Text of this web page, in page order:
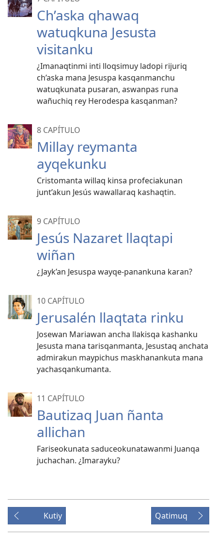
Ch’aska qhawaq
watuqkuna Jesusta
visitanku
¿Imanaqtinmi inti lloqsimuy ladopi rijuriq
ch’aska mana Jesuspa kasqanmanchu
watuqkunata pusaran, aswanpas runa
wañuchiq rey Herodespa kasqanman?
8 CAPÍTULO
Millay reymanta
ayqekunku
Cristomanta willaq kinsa profeciakunan
junt’akun Jesús wawallaraq kashaqtin.
9 CAPÍTULO
Jesús Nazaret llaqtapi
wiñan
¿Jayk’an Jesuspa wayqe-panankuna karan?
10 CAPÍTULO
Jerusalén llaqtata rinku
Josewan Mariawan ancha llakisqa kashanku
Jesusta mana tarisqanmanta, Jesustaq anchata
admirakun maypichus maskhanankuta mana
yachasqankumanta.
11 CAPÍTULO
Bautizaq Juan ñanta
allichan
Fariseokunata saduceokunatawanmi Juanqa
juchachan. ¿Imarayku?
Kutiy Qatimuq